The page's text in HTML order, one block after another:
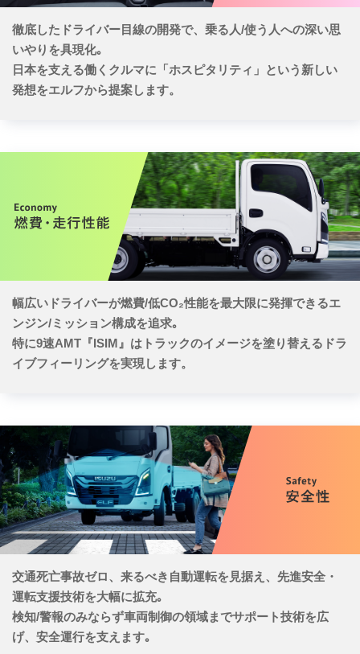
徹底したドライバー目線の開発で、乗る人/使う人への深い思
いやりを具現化｡
日本を支える働くクルマに「ホスピタリティ」という新しい
発想をエルフから提案します。
幅広いドライバーが燃費/低CO₂性能を最大限に発揮できるエ
ンジン/ミッション構成を追求｡
特に9速AMT『ISIM』はトラックのイメージを塗り替えるドラ
イブフィーリングを実現します。
交通死亡事故ゼロ、来るべき自動運転を見据え、先進安全・
運転支援技術を大幅に拡充｡
検知/警報のみならず車両制御の領域までサポート技術を広
げ、安全運行を支えます｡